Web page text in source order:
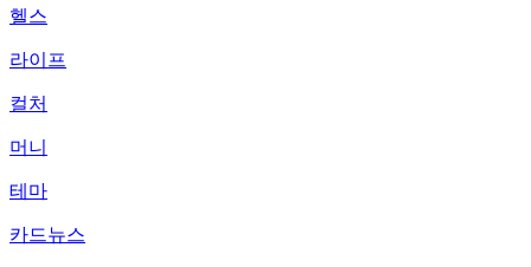
헬스
라이프
컬처
머니
테마
카드뉴스